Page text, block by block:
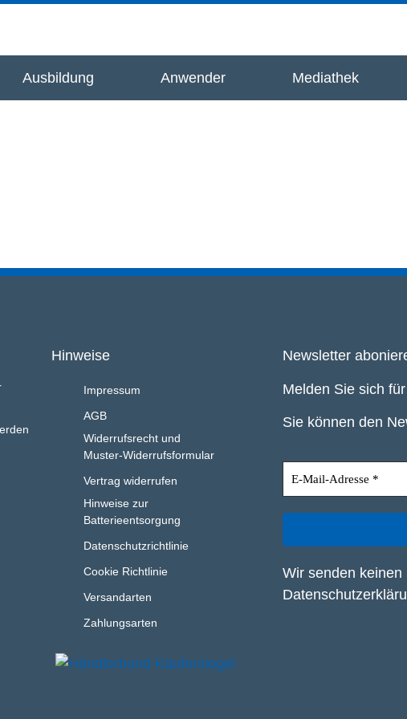
Ausbildung Anwender Mediathek
Hinweise
Impressum
AGB
Widerrufsrecht und
Muster-Widerrufsformular
Vertrag widerrufen
Hinweise zur
Batterieentsorgung
Datenschutzrichtlinie
Cookie Richtlinie
Versandarten
Zahlungsarten
Newsletter
Melden Sie sich
Sie können den
Wir senden